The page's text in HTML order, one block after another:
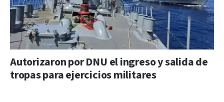
Autorizaron por DNU el ingreso y salida de
tropas para ejercicios militares